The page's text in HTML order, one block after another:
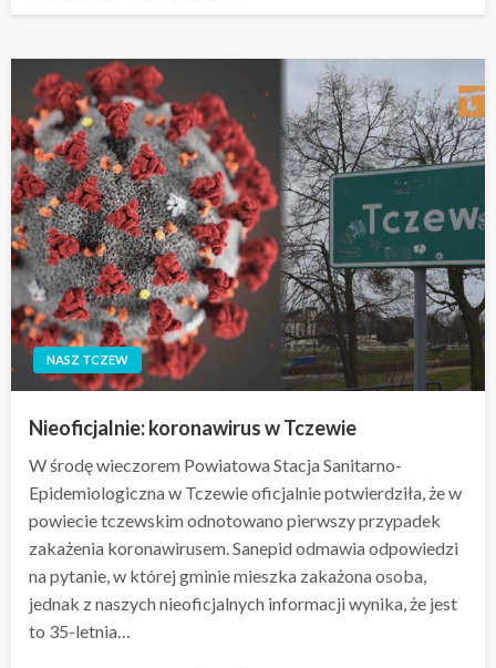
NASZ TCZEW
Nieoficjalnie: koronawirus w Tczewie
W środę wieczorem Powiatowa Stacja Sanitarno-
Epidemiologiczna w Tczewie oficjalnie potwierdziła, że w
powiecie tczewskim odnotowano pierwszy przypadek
zakażenia koronawirusem. Sanepid odmawia odpowiedzi
na pytanie, w której gminie mieszka zakażona osoba,
jednak z naszych nieoficjalnych informacji wynika, że jest
to 35-letnia…